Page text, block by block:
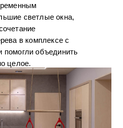
светлые окна,
в комплексе с
помогли объединить
целое.